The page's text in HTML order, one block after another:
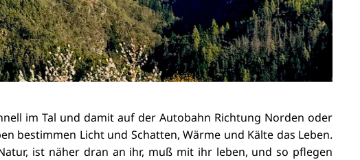
im Tal und damit auf der Autobahn Richtung Norden oder
bestimmen Licht und Schatten, Wärme und Kälte das Leben.
ist näher dran an ihr, muß mit ihr leben, und so pflegen